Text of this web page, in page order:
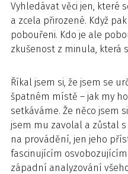
Vyhledávat věci jen, které
a zcela přirozené. Když
pobouřeni. Kdo je ale
zkušenost z minula, která
Říkal jsem si, že jsem se
špatném místě – jak my
setkáváme. Že něco jsem
jsem mu zavolal a zůstal
na provádění, jen jeho
fascinujícím
západní analyzování